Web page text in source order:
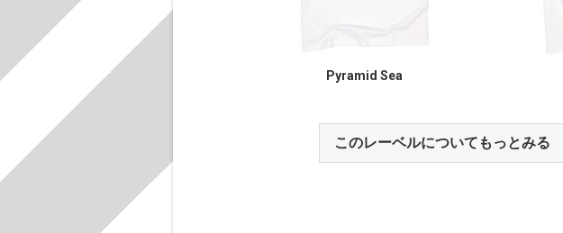
Pyramid Sea
このレーベルについてもっとみる